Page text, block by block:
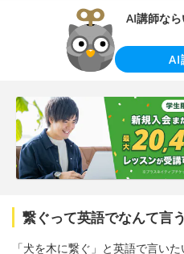
AI講師な
AI
繋ぐって英語でなんて言
「犬を木に繋ぐ」と英語で言いた